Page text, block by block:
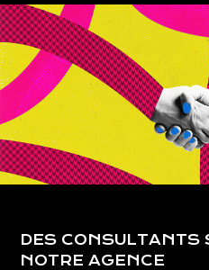
DES CONSULTANTS
NOTRE AGENCE